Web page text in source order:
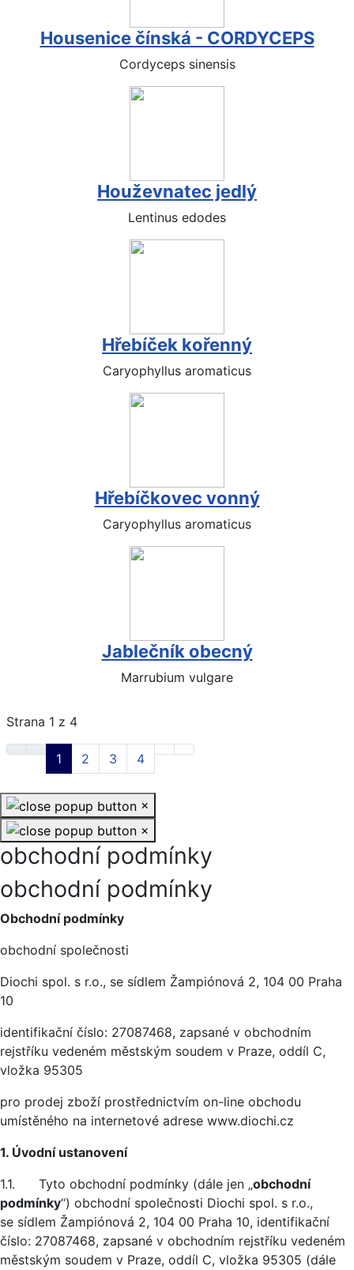
Housenice čínská - CORDYCEPS
Cordyceps sinensis
Houževnatec jedlý
Lentinus edodes
Hřebíček kořenný
Caryophyllus aromaticus
Hřebíčkovec vonný
Caryophyllus aromaticus
Jablečník obecný
Marrubium vulgare
Strana 1 z 4
1 2 3 4
×
×
obchodní podmínky
obchodní podmínky
Obchodní podmínky
obchodní společnosti
Diochi spol. s r.o., se sídlem Žampiónová 2, 104 00 Praha
10
identifikační číslo: 27087468, zapsané v obchodním
rejstříku vedeném městským soudem v Praze, oddíl C,
vložka 95305
pro prodej zboží prostřednictvím on-line obchodu
umístěného na internetové adrese www.diochi.cz
1. Úvodní ustanovení
1.1. Tyto obchodní podmínky (dále jen „obchodní
podmínky“) obchodní společnosti Diochi spol. s r.o.,
se sídlem Žampiónová 2, 104 00 Praha 10, identifikační
číslo: 27087468, zapsané v obchodním rejstříku vedeném
městským soudem v Praze, oddíl C, vložka 95305 (dále